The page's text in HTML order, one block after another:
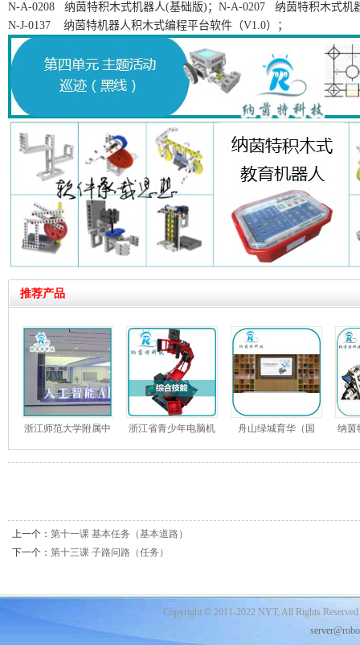
N-A-0208 纳茵特积木式机器人(基础版)； N-A-0207 纳茵特积木式机
N-J-0137 纳茵特机器人积木式编程平台软件（V1.0）；
推荐产品
浙江师范大学附属中
学信息技术学科教室
浙江省青少年电脑机
器人竞赛 综合技能机
舟山绿城育华（国
际）学校-AI未来中心
纳茵
上一个： 第十一课 基本任务（基本道路）
下一个： 第十三课 子路问路（任务）
Copyright © 2011-2022 NYT, All Rights